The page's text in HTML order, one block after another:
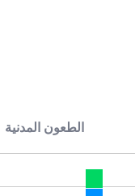
الطعون المدنية